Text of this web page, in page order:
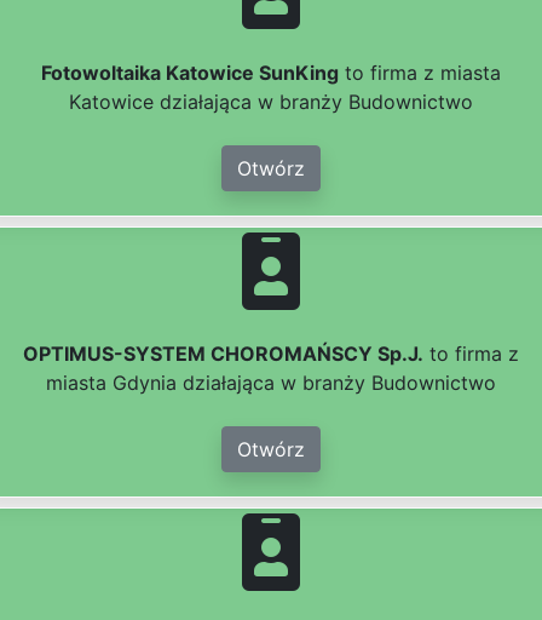
Fotowoltaika Katowice SunKing to firma z miasta
Katowice działająca w branży Budownictwo
Otwórz
OPTIMUS-SYSTEM CHOROMAŃSCY Sp.J. to firma z
miasta Gdynia działająca w branży Budownictwo
Otwórz